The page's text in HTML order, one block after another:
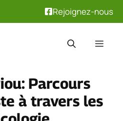
Rejoignez-nous
Parcours
à travers les